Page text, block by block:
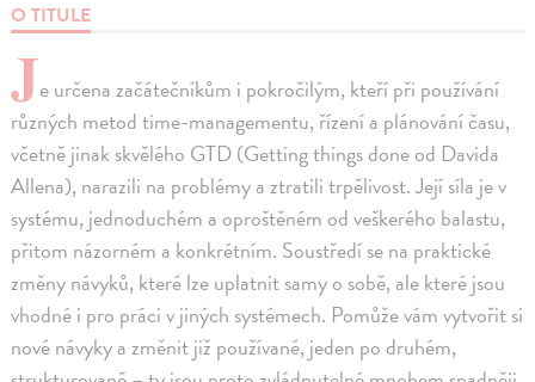
O TITULE
Je určena začátečníkům i pokročilým, kteří při používání
různých metod time-managementu, řízení a plánování času,
včetně jinak skvělého GTD (Getting things done od Davida
Allena), narazili na problémy a ztratili trpělivost. Její síla je v
systému, jednoduchém a oproštěném od veškerého balastu,
přitom názorném a konkrétním. Soustředí se na praktické
změny návyků, které lze uplatnit samy o sobě, ale které jsou
vhodné i pro práci v jiných systémech. Pomůže vám vytvořit si
nové návyky a změnit již používané, jeden po druhém,